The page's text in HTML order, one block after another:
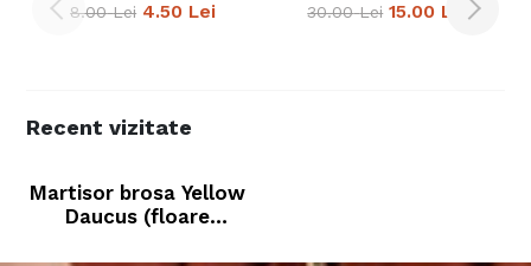
8.00 Lei 4.50 Lei
30.00 Lei 15.00 Lei
Recent vizitate
Martisor brosa Yellow
Daucus (floare